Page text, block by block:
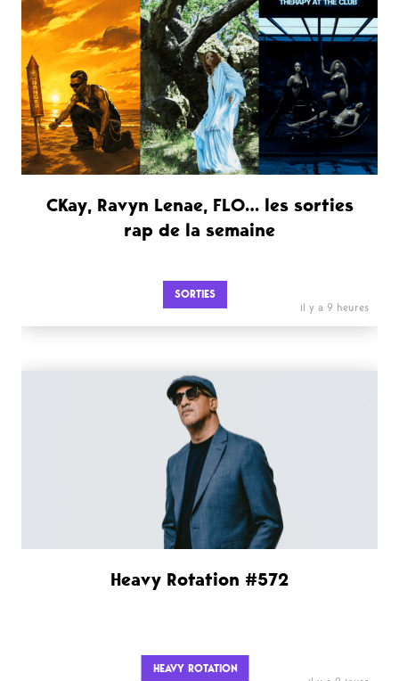
CKay, Ravyn Lenae, FLO… les sorties
rap de la semaine
SORTIES
il y a 9 heures
Heavy Rotation #572
HEAVY ROTATION